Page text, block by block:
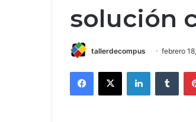
solución
tallerdecompus febrero